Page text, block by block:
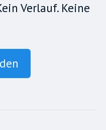
Verlauf. Keine